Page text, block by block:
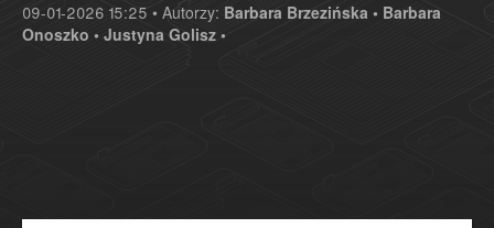
09-01-2026 15:25 • Autorzy: Barbara Brzezińska • Barbara
Onoszko • Justyna Golisz •